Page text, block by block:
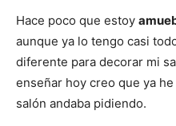
a
r
t
i
e
i
t
t
e
)
p
a
r
t
i
e
e
b
o
o
k
Hace poco que estoy
aunque ya lo tengo casi
diferente para decorar mi
enseñar hoy creo que ya
salón andaba pidiendo.